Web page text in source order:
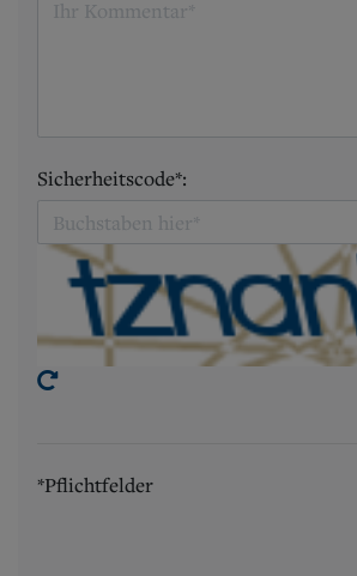
Sicherheitscode*:
*Pflichtfelder